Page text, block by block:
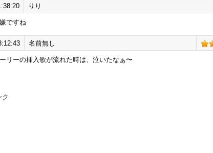
りり
ですね
名前無し
リーの挿入歌が流れた時は、泣いたなぁ〜
ク